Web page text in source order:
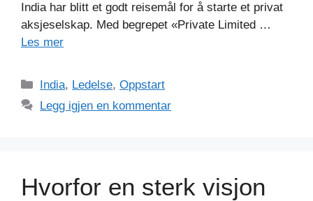
India har blitt et godt reisemål for å starte et privat
aksjeselskap. Med begrepet «Private Limited …
Les mer
Kategorier
India, Ledelse,Oppstart
Legg igjen en kommentar
Hvorfor en sterk visjon